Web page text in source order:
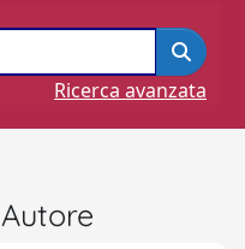
Ricerca avanzata